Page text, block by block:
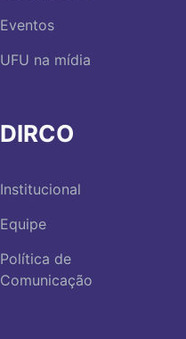
Eventos
UFU na mídia
DIRCO
Institucional
Equipe
Política de
Comunicação